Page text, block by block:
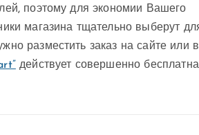
поэтому для экономии Вашего
магазина тщательно выберут
разместить заказ на сайте или в
действует совершенно